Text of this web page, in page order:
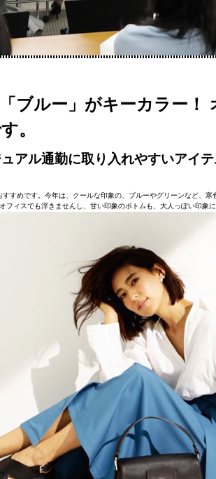
ブルー」がキーカラー！
。
アル通勤に取り入れやすいアイテ
すめです。今年は、クールな印象の、ブルーやグリーンなど、
フィスでも浮きませんし、甘い印象のボトムも、大人っぽい印象に